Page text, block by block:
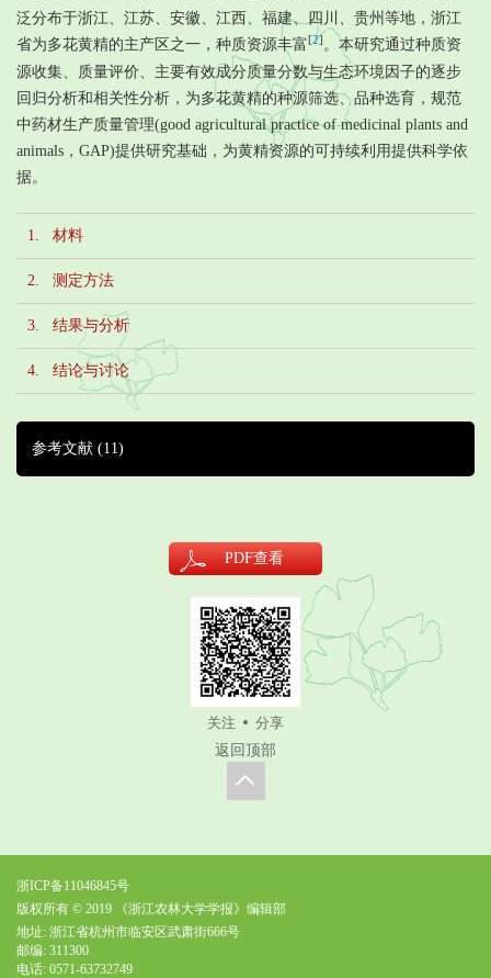
泛分布于浙江、江苏、安徽、江西、福建、四川、贵州等地，浙江
省为多花黄精的主产区之一，种质资源丰富[2] 。本研究通过种质资
源收集、质量评价、主要有效成分质量分数与生态环境因子的逐步
回归分析和相关性分析，为多花黄精的种源筛选、品种选育，规范
中药材生产质量管理(good agricultural practice of medicinal plants and
animals，GAP)提供研究基础，为黄精资源的可持续利用提供科学依
据。
1. 材料
2. 测定方法
3. 结果与分析
4. 结论与讨论
参考文献 (11)
PDF查看
关注
分享
返回顶部
浙ICP备11046845号
版权所有 © 2019 《浙江农林大学学报》编辑部
地址: 浙江省杭州市临安区武肃街666号
邮编: 311300
电话: 0571-63732749